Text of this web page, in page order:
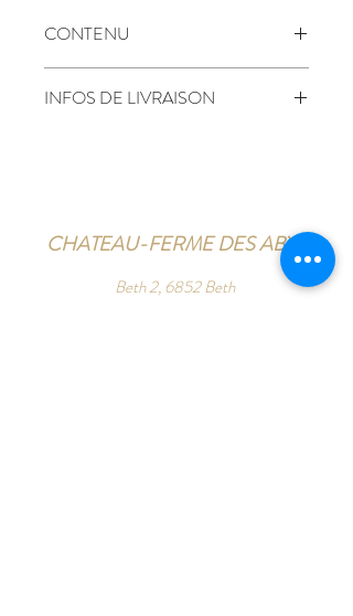
CONTENU
incluant emballage et TVA.
INFOS DE LIVRAISON
CHATEAU-FERME DES ABYS
Beth 2, 6852 Beth